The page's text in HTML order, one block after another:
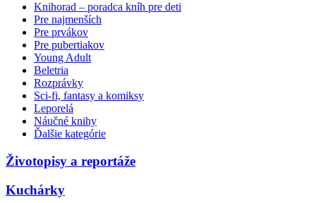
Knihorad – poradca kníh pre deti
Pre najmenších
Pre prvákov
Pre pubertiakov
Young Adult
Beletria
Rozprávky
Sci-fi, fantasy a komiksy
Leporelá
Náučné knihy
Ďalšie kategórie
Životopisy a reportáže
Kuchárky